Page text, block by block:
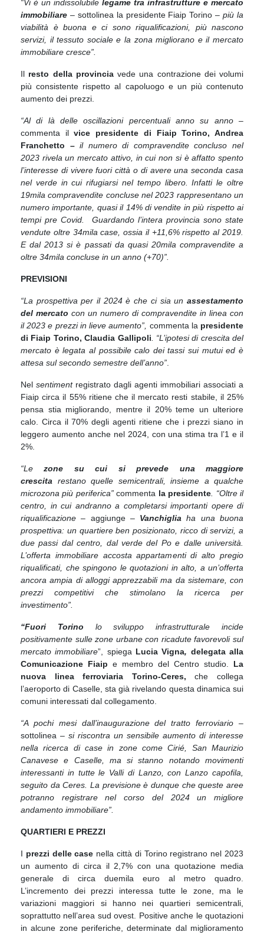
“Vi è un indissolubile legame tra infrastrutture e mercato
immobiliare – sottolinea la presidente Fiaip Torino – più la
viabilità è buona e ci sono riqualificazioni, più nascono
servizi, il tessuto sociale e la zona migliorano e il mercato
immobiliare cresce”.
Il resto della provinciavede una contrazione dei volumi
più consistente rispetto al capoluogo e un più contenuto
aumento dei prezzi.
“Al di là delle oscillazioni percentuali anno su anno–
commenta ilvice presidente di Fiaip Torino, Andrea
Franchetto –il numero di compravendite concluso nel
2023 rivela un mercato attivo, in cui non si è affatto spento
l’interesse di vivere fuori città o di avere una seconda casa
nel verde in cui rifugiarsi nel tempo libero. Infatti le oltre
19mila compravendite concluse nel 2023 rappresentano un
numero importante, quasi il 14% di vendite in più rispetto ai
tempi pre Covid. Guardando l’intera provincia sono state
vendute oltre 34mila case, ossia il +11,6% rispetto al 2019.
E dal 2013 si è passati da quasi 20mila compravendite a
oltre 34mila concluse in un anno (+70)”.
PREVISIONI
“La prospettiva per il 2024 è che ci sia un assestamento
del mercato con un numero di compravendite in linea con
il 2023 e prezzi in lieve aumento”, commenta la presidente
di Fiaip Torino, Claudia Gallipoli . “L’ipotesi di crescita del
mercato è legata al possibile calo dei tassi sui mutui ed è
attesa sul secondo semestre dell’anno”
Nel sentimentregistrato dagli agenti immobiliari associati a
Fiaip circa il 55% ritiene che il mercato resti stabile, il 25%
pensa stia migliorando, mentre il 20% teme un ulteriore
calo. Circa il 70% degli agenti ritiene che i prezzi siano in
leggero aumento anche nel 2024, con una stima tra l’1 e il
2%.
“Lezone su cui si prevede una maggiore
crescita restano quelle semicentrali, insieme a qualche
microzona più periferica”commenta la presidente . “Oltre il
centro, in cui andranno a completarsi importanti opere di
riqualificazione– aggiunge – Vanchiglia ha una buona
prospettiva: un quartiere ben posizionato, ricco di servizi, a
due passi dal centro, dal verde del Po e dalle università.
L’offerta immobiliare accosta appartamenti di alto pregio
riqualificati, che spingono le quotazioni in alto, a un’offerta
ancora ampia di alloggi apprezzabili ma da sistemare, con
prezzi competitivi che stimolano la ricerca per
investimento”.
“Fuori Torino lo sviluppo infrastrutturale incide
positivamente sulle zone urbane con ricadute favorevoli sul
mercato immobiliare”, spiega Lucia Vigna, delegata alla
Comunicazione Fiaip e membro del Centro studio. La
nuova linea ferroviaria Torino-Ceres,che collega
l’aeroporto di Caselle, sta già rivelando questa dinamica sui
comuni interessati dal collegamento.
“A pochi mesi dall’inaugurazione del tratto ferroviario –
sottolinea – si riscontra un sensibile aumento di interesse
nella ricerca di case in zone come Cirié, San Maurizio
Canavese e Caselle, ma si stanno notando movimenti
interessanti in tutte le Valli di Lanzo, con Lanzo capofila,
seguito da Ceres. La previsione è dunque che queste aree
potranno registrare nel corso del 2024 un migliore
andamento immobiliare”.
QUARTIERI E PREZZI
I prezzi delle case nella città di Torino registrano nel 2023
un aumento di circa il 2,7% con una quotazione media
generale di circa duemila euro al metro quadro.
L’incremento dei prezzi interessa tutte le zone, ma le
variazioni maggiori si hanno nei quartieri semicentrali,
soprattutto nell’area sud ovest. Positive anche le quotazioni
in alcune zone periferiche, determinate dal miglioramento